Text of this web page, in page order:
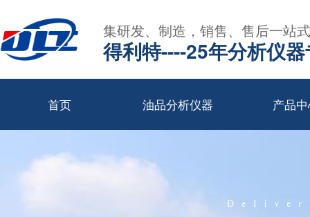
集研发、制造，销售、售后一站
得利特----25年分析仪
首页 油品分析仪器 产品